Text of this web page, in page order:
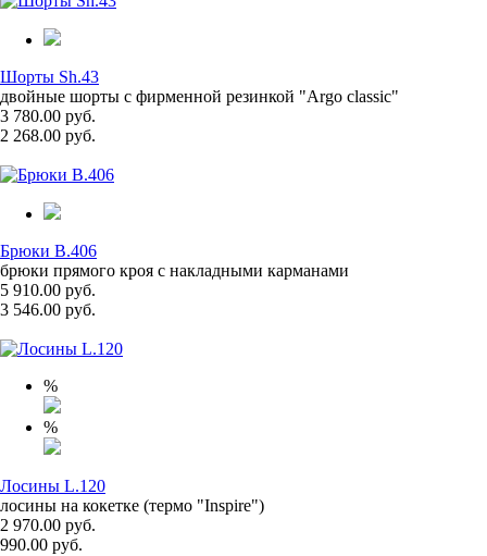
Шорты Sh.43
двойные шорты с фирменной резинкой "Argo classic"
3 780.00 руб.
2 268.00 руб.
Брюки B.406
брюки прямого кроя с накладными карманами
5 910.00 руб.
3 546.00 руб.
%
%
Лосины L.120
лосины на кокетке (термо "Inspire")
2 970.00 руб.
990.00 руб.